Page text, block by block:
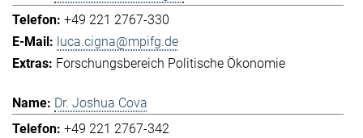
+49 221 2767-330
luca.cigna@mpifg.de
Forschungsbereich Politische Ökonomie
Dr. Joshua Cova
+49 221 2767-342